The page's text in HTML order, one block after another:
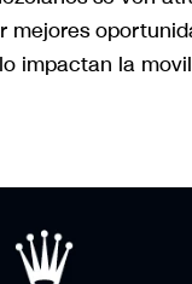
mejores
impactan la